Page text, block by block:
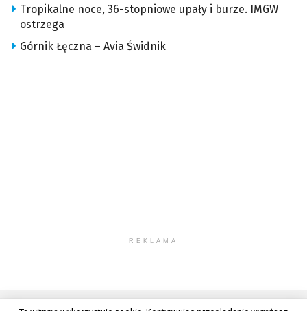
Tropikalne noce, 36-stopniowe upały i burze. IMGW
ostrzega
Górnik Łęczna – Avia Świdnik
REKLAMA